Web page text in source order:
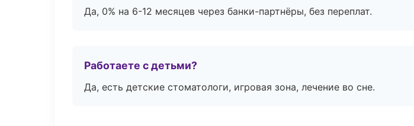
Да, 0% на 6-12 месяцев через банки-партнёры, без переплат.
Работаете с детьми?
Да, есть детские стоматологи, игровая зона, лечение во сне.